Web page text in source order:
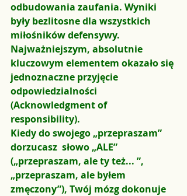
odbudowania zaufania. Wyniki
były bezlitosne dla wszystkich
miłośników defensywy.
Najważniejszym, absolutnie
kluczowym elementem okazało się
jednoznaczne przyjęcie
odpowiedzialności
(Acknowledgment of
responsibility).
Kiedy do swojego „przepraszam”
dorzucasz  słowo „ALE”
(„przepraszam, ale ty też... ”,
„przepraszam, ale byłem
zmęczony”), Twój mózg dokonuje